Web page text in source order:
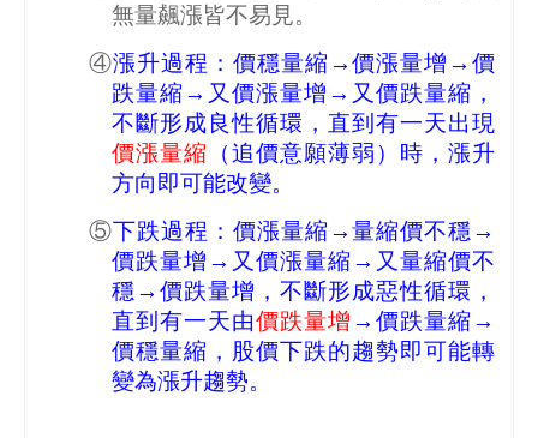
無量飆漲皆不易見。
④漲升過程：價穩量縮→價漲量增→價
跌量縮→又價漲量增→又價跌量縮，
不斷形成良性循環，直到有一天出現
價漲量縮 （追價意願薄弱）時，漲升
方向即可能改變。
⑤下跌過程：價漲量縮→量縮價不穩→
價跌量增→又價漲量縮→又量縮價不
穩→價跌量增，不斷形成惡性循環，
直到有一天由價跌量增 →價跌量縮→
價穩量縮，股價下跌的趨勢即可能轉
變為漲升趨勢。